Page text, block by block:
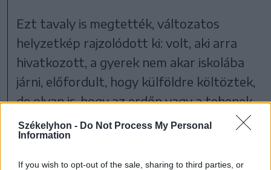
Székelyhon - Do Not Process My Personal
Information
If you wish to opt-out of the sale, sharing to third parties, or
Ezt tavaly is megtették, változatos
helyzetkép rajzolódott ki: volt, aki arra
hivatkozott, a gyerek nem akar iskolába
járni, előfordult, hogy külföldre költöztek,
de olyan is, hogy az erdőn vagy a tehenek
mellett dolgozott a nyolcadik osztályt
végzett gyerek, vagy gyereke született,
és ezért nem folytatta a tanulmányait –